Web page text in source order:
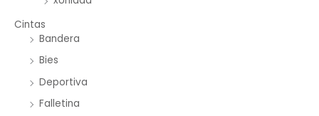
Cintas
Bandera
Bies
Deportiva
Falletina